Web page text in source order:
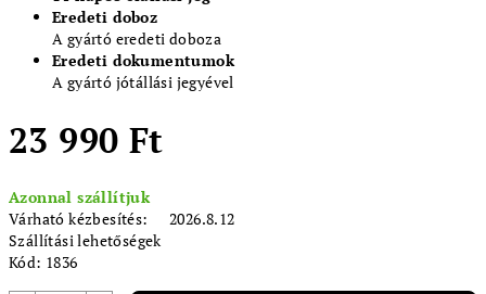
Eredeti doboz
A gyártó eredeti doboza
Eredeti dokumentumok
A gyártó jótállási jegyével
23 990 Ft
Azonnal szállítjuk
Várható kézbesítés:
2026.8.12
Szállítási lehetőségek
Kód: 1836